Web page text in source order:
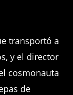
transportó a
y el director
cosmonauta
de